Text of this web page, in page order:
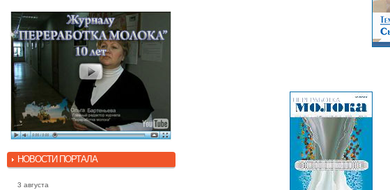
НОВОСТИ ПОРТАЛА
3 августа